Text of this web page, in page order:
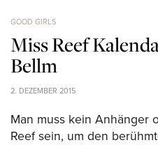
GOOD GIRLS
Miss Reef
Bellm
2. DEZEMBER 2015
Man muss kein Anhänger
Reef sein, um den